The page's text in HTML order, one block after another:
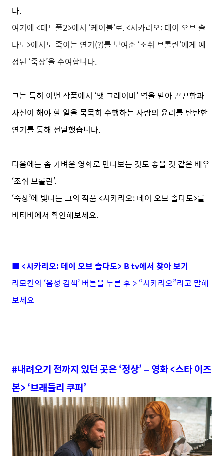
다.
여기에 <데드풀2>에서 ‘케이블’로, <시카리오: 데이 오브 솔
다도>에서도 죽이는 연기(?)를 보여준 ‘조쉬 브롤린’에게 예
정된 ‘죽상’을 수여합니다.
그는 특히 이번 작품에서 ‘맷 그레이버’ 역을 맡아 끈끈함과
자신이 해야 할 일을 묵묵히 수행하는 사람의 윤리를 탄탄한
연기를 통해 전달했습니다.
다음에는 좀 가벼운 영화로 만나보는 것도 좋을 것 같은 배우
‘조쉬 브롤린’.
‘죽상’에 빛나는 그의 작품 <시카리오: 데이 오브 솔다도>를
비티비에서 확인해보세요.
■ <시카리오: 데이 오브 솔다도> B tv에서 찾아 보기
리모컨의 ‘음성 검색’ 버튼을 누른 후 > “시카리오”라고 말해
보세요
#내려오기 전까지 있던 곳은 ‘정상’ – 영화 <스타 이즈
본> ‘브래들리 쿠퍼’